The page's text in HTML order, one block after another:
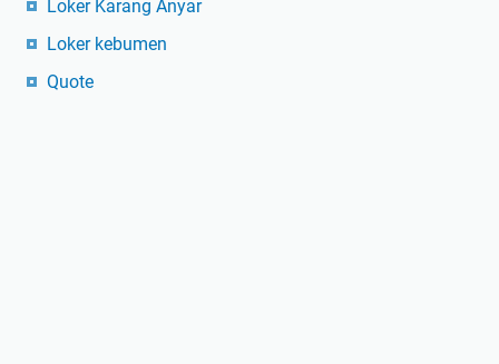
Loker Karang Anyar
Loker kebumen
Quote